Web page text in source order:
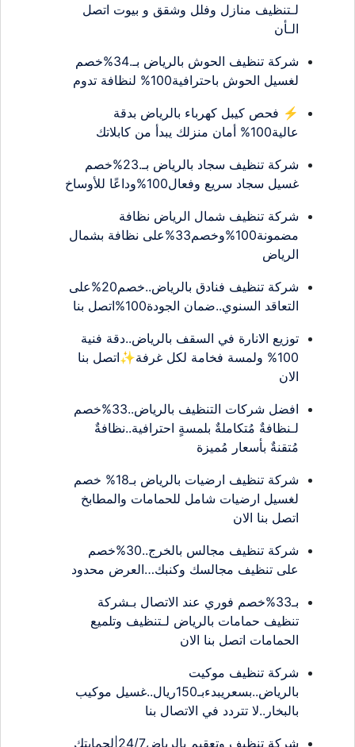
لـتنظيف منازل وفلل وشقق و بيوت اتصل
الـأن
شركة تنظيف الحوش بالرياض بـ.34%خصم
لغسيل الحوش باحترافية100% لنظافة تدوم
⚡ فحص كيبل كهرباء بالرياض بدقة
عالية100% أمان منزلك يبدأ من كابلاتك
شركة تنظيف سجاد بالرياض بـ.23%خصم
غسيل سجاد سريع وفعال100%وداعًا للأوساخ
شركة تنظيف شمال الرياض نظافة
مضمونة100%وخصم33%على نظافة بشمال
الرياض
شركة تنظيف فنادق بالرياض..خصم20%على
التعاقد السنوي..ضمان الجودة100%اتصل بنا
توزيع الانارة في السقف بالرياض..دقة فنية
100% ولمسة فخامة لكل غرفة✨اتصل بنا
الان
افضل شركات التنظيف بالرياض..33%خصم
لـنظافةٌ مُتكاملةٌ بلمسةٍ احترافية..نظافةٌ
مُتقنةٌ بأسعار مُميزة
شركة تنظيف ارضيات بالرياض بـ18% خصم
لغسيل ارضيات شامل للحمامات والمطابخ
اتصل بنا الان
شركة تنظيف مجالس بالخرج..30%خصم
على تنظيف مجالسك وكنبك…العرض محدود
بـ33%خصم فوري عند الاتصال بـشركة
تنظيف حمامات بالرياض لـتنظيف وتلميع
الحمامات اتصل بنا الان
شركة تنظيف موكيت
بالرياض..بسعريبدءبـ150ريال..غسيل موكيب
بالبخار..لا تتردد في الاتصال بنا
شركة تنظيف وتعقيم بالرياض24/7|لحمايتك